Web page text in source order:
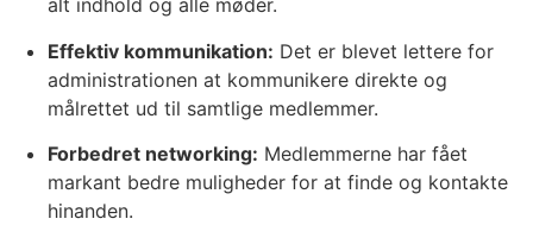
alt indhold og alle møder.
Effektiv kommunikation: Det er blevet lettere for
administrationen at kommunikere direkte og
målrettet ud til samtlige medlemmer.
Forbedret networking: Medlemmerne har fået
markant bedre muligheder for at finde og kontakte
hinanden.